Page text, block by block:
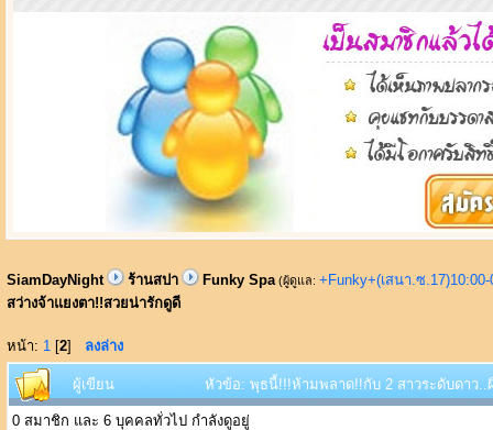
SiamDayNight ร้านสปา Funky Spa (ผู้ดูแล: +Funky+(เสนา.ซ
สว่างจ้าแยงตา!!สวยน่ารักดูดี
หน้า: 1 [2] ลงล่าง
ผู้เขียน หัวข้อ: พุธนี้!!!ห้ามพลาด!!กับ 2 สาวระดับดาว..
0 สมาชิก และ 6 บุคคลทั่วไป กำลังดูอยู่